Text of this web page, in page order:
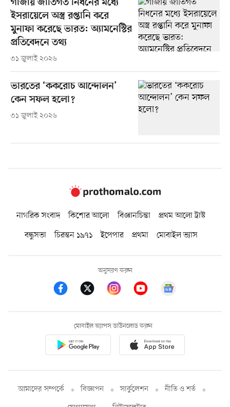
গাজায় জাতিগত নিধনের মধ্যে
ইসরায়েলে অস্ত্র রপ্তানি করে
মুনাফা করেছে ভারত: অ্যামনেস্টির
প্রতিবেদনে তথ্য
৩১ জুলাই ২০২৬
ভারতের ‘ককরোচ আন্দোলন’
কেন সফল হলো?
৩১ জুলাই ২০২৬
নাগরিক সংবাদ কিশোর আলো বিজ্ঞানচিন্তা
প্রথম আলো ট্রাস্ট
বন্ধুসভা
চিরন্তন ১৯৭১ ইপেপার প্রথমা মোবাইল ভ্যাস
অনুসরণ করুন
মোবাইল অ্যাপস ডাউনলোড করুন
আমাদের সম্পর্কে বিজ্ঞাপন সার্কুলেশন
নীতি ও শর্ত